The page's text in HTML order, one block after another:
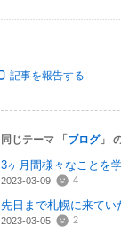
記事を報告する
同じテーマ 「ブログ」
2023-03-09 4
2023-03-05 2